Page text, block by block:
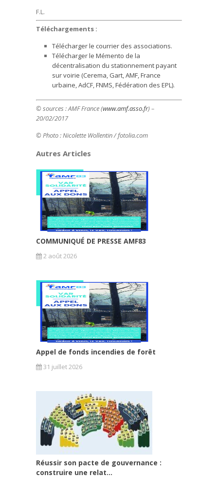
F.L.
Téléchargements :
Télécharger le courrier des associations.
Télécharger le Mémento de la
décentralisation du stationnement payant
sur voirie (Cerema, Gart, AMF, France
urbaine, AdCF, FNMS, Fédération des EPL).
© sources :AMF France (www.amf.asso.fr) –
20/02/2017
© Photo : Nicolette Wollentin / fotolia.com
Autres Articles
COMMUNIQUÉ DE PRESSE AMF83
2 août 2026
Appel de fonds incendies de forêt
31 juillet 2026
Réussir son pacte de gouvernance :
construire une relat...